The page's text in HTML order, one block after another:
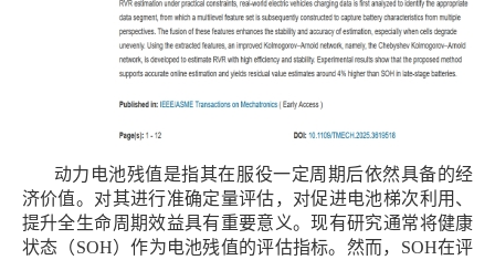
动力电池残值是指其在服役一定周期后依然具备的经
济价值。对其进行准确定量评估，对促进电池梯次利用、
提升全生命周期效益具有重要意义。现有研究通常将健康
状态（SOH）作为电池残值的评估指标。然而，SOH在评